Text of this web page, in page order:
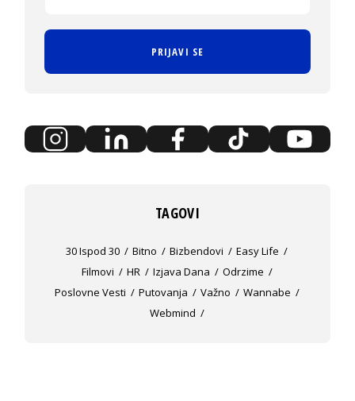
PRIJAVI SE
TAGOVI
30 Ispod 30 Bitno Bizbendovi
Easy Life
Filmovi
HR Izjava Dana
Odrzime
Poslovne Vesti
Putovanja Važno
Wannabe
Webmind